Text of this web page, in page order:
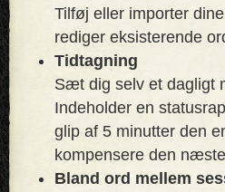
Tilføj eller importer
rediger eksisterende
Tidtagning
Sæt dig selv et dagligt
Indeholder en
glip af 5 minutter den
kompensere den næste
Bland ord mellem